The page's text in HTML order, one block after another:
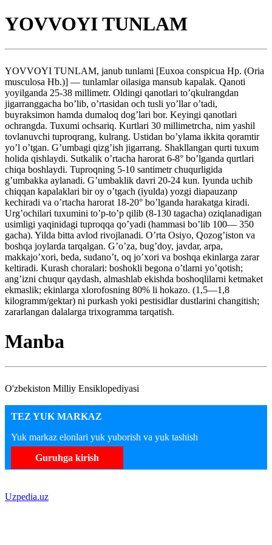
YOVVOYI TUNLAM
YOVVOYI TUNLAM, janub tunlami [Euxoa conspicua Hp. (Oria
musculosa Hb.)] — tunlamlar oilasiga mansub kapalak. Qanoti
yoyilganda 25-38 millimetr. Oldingi qanotlari to’qkulrangdan
jigarranggacha bo’lib, o’rtasidan och tusli yo’llar o’tadi,
buyraksimon hamda dumaloq dog’lari bor. Keyingi qanotlari
ochrangda. Tuxumi ochsariq. Kurtlari 30 millimetrcha, nim yashil
tovlanuvchi tuproqrang, kulrang. Ustidan bo’ylama ikkita qoramtir
yo’l o’tgan. G’umbagi qizg’ish jigarrang. Shakllangan qurti tuxum
holida qishlaydi. Sutkalik o’rtacha harorat 6-8° bo’lganda qurtlari
chiqa boshlaydi. Tuproqning 5-10 santimetr chuqurligida
g’umbakka aylanadi. G’umbaklik davri 20-24 kun. Iyunda uchib
chiqqan kapalaklari bir oy o’tgach (iyulda) yozgi diapauzanp
kechiradi va o’rtacha harorat 18-20° bo’lganda harakatga kiradi.
Urg’ochilari tuxumini to’p-to’p qilib (8-130 tagacha) oziqlanadigan
usimligi yaqinidagi tuproqqa qo’yadi (hammasi bo’lib 100— 350
gacha). Yilda bitta avlod rivojlanadi. O’rta Osiyo, Qozog’iston va
boshqa joylarda tarqalgan. G’o’za, bug’doy, javdar, arpa,
makkajo’xori, beda, sudano’t, oq jo’xori va boshqa ekinlarga zarar
keltiradi. Kurash choralari: boshokli begona o’tlarni yo’qotish;
ang’izni chuqur qaydash, almashlab ekishda boshoqlilarni ketmaket
ekmaslik; ekinlarga xlorofosning 80% li hokazo. (1,5—1,8
kilogramm/gektar) ni purkash yoki pestisidlar dustlarini changitish;
zararlangan dalalarga trixogramma tarqatish.
Manba
O'zbekiston Milliy Ensiklopediyasi
TEZ YUK MARKAZ
Yuk markaz elonlari yuk yuborish va yuk tashish
Guruhga kirish
Uzpedia.uz